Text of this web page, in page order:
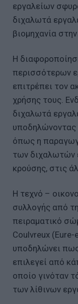
εργαλείων
διχαλωτά
βιομηχανία
Η
περισσότερων
επιτρέπει τον
χρήσης τους.
διχαλωτά
υποδηλώνοντας
όπως η
των διχαλωτών
κρούσης, στις
Η τεχνό –
συλλογής από
πειραματικό
Coulvreux
υποδηλώνει
επιλεγεί από
οποίο γινόταν
των λίθινων